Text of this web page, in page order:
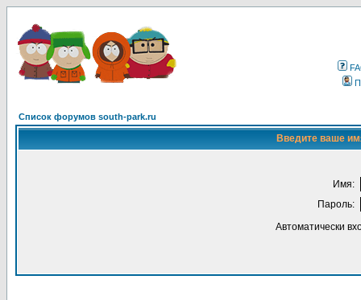
Список форумов south-park.ru
Введите ваше
Имя:
Пароль:
Автоматически